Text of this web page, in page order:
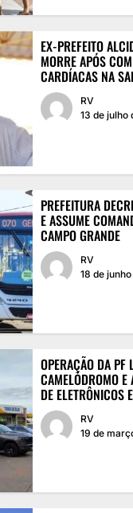
EX-PREFEITO
MORRE APÓS
CARDÍACAS NA
RV
13 de julho
PREFEITURA
E ASSUME
CAMPO GRANDE
RV
18 de
OPERAÇÃO DA PF
CAMELÓDROMO E
DE ELETRÔNICOS
RV
19 de